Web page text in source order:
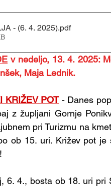
5. POSTNA NEDELJA - (6. 4. 2025).pdf
v nedeljo, 13. 4. 2025:
Maja Lednik.
KRIŽEV POT - Danes
z župljani Gornje
pri Turizmu na
ob 15. uri. Križev pot
6. 4., bosta ob 18. uri pri